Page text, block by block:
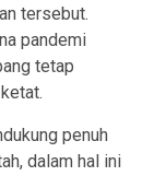
tersebut.
pandemi
tetap
penuh
dalam hal ini